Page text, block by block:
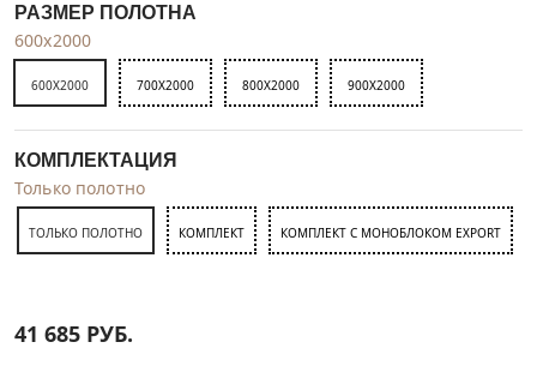
РАЗМЕР ПОЛОТНА
600x2000
600X2000 700X2000 800X2000 900X2000
КОМПЛЕКТАЦИЯ
Только полотно
ТОЛЬКО ПОЛОТНО КОМПЛЕКТ КОМПЛЕКТ С МОНОБЛОКОМ EXPORT
41 685 РУБ.